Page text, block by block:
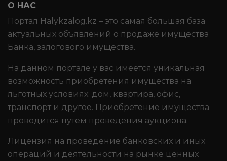
О НАС
Портал Halykzalog.kz – это самая большая база
актуальных объявлений о продаже имущества
Банка, залогового имущества.
На данном портале у вас имеется уникальная
возможность приобретения имущества на
льготных условиях: дом, квартира, офис,
транспорт и другое. Приобретение имущества
проводится путем проведения аукциона.
Лицензия на проведение банковских и иных
операций и деятельности на рынке ценных